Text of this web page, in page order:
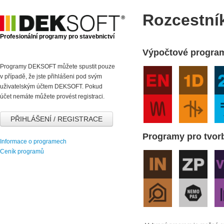
Profesionální programy pro stavebnictví
Programy DEKSOFT můžete spustit pouze
v případě, že jste přihlášeni pod svým
uživatelským účtem DEKSOFT. Pokud
účet nemáte můžete provést registraci.
PŘIHLÁŠENÍ / REGISTRACE
Informace o programech
Ceník programů
Výpočtové
Programy pro